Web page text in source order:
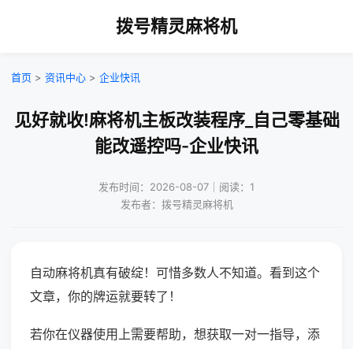
拨号精灵麻将机
首页 > 资讯中心 > 企业快讯
见好就收!麻将机主板改装程序_自己零基础
能改遥控吗-企业快讯
发布时间：2026-08-07｜阅读：1
发布者：拨号精灵麻将机
自动麻将机真有破绽！可惜多数人不知道。看到这个
文章，你的牌运就要转了！
若你在仪器使用上需要帮助，想获取一对一指导，添